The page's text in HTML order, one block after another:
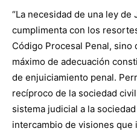
“La necesidad de una ley
cumplimenta con los
Código Procesal Penal,
máximo de adecuación
de enjuiciamiento penal.
recíproco de la sociedad
sistema judicial a la
intercambio de visiones